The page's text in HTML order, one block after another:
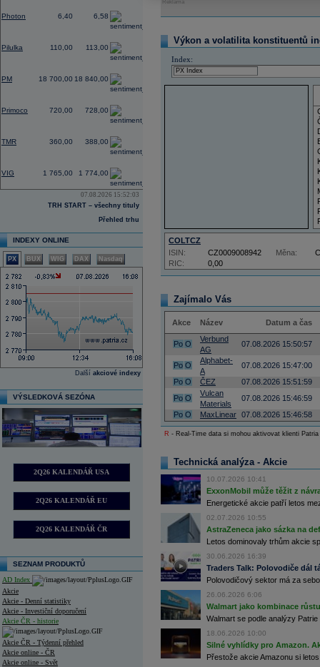
Photon 6,40 6,58
Pilulka 110,00 113,00
0,00
PM 18 700,00 18 840,00
Primoco 720,00 728,00
TMR 360,00 388,00
VIG 1 765,00 1 774,00
07.08.2026 15:52:03
TRH START – všechny tituly
Přehled trhu
INDEXY ONLINE
PX BUX WIG DAX Nasdaq
Další akciové indexy
VÝSLEDKOVÁ SEZÓNA
2Q26 KALENDÁŘ USA
2Q26 KALENDÁŘ EU
2Q26 KALENDÁŘ ČR
SEZNAM PRODUKTŮ
AD Index
Akcie
Akcie - Denní statistiky
Akcie - Investiční doporučení
Akcie ČR - historie
Akcie ČR - Týdenní přehled
Akcie online - ČR
Akcie online - Svět
Reklama
Výkon a volatilita konstituentů
Index:
COLTCZ
RIC: 0,00
ISIN: CZ0009008942 Měna:
Zajímalo Vás
Akce Název Datum a čas
Po O
Verbund
AG
07.08.2026 15:50:57
Po O
Alphabet-
A
07.08.2026 15:47:00
Po O ČEZ
07.08.2026 15:51:59
Po O
Vulcan
Materials
07.08.2026 15:46:59
Po O MaxLinear 07.08.2026 15:46:58
R - Real-Time data si mohou aktivovat klienti
Technická analýza - Akcie
10.07.2026 10:41
ExxonMobil může těžit z
Energetické akcie patří letos
02.07.2026 10:55
AstraZeneca jako sázka na
Letos dominovaly trhům akcie
30.06.2026 16:39
Traders Talk: Polovodiče dál
Polovodičový sektor má za
26.06.2026 6:06
Walmart jako kombinace
Walmart se podle analýzy
18.06.2026 10:00
Silné vyhlídky pro Amazon.
Přestože akcie Amazonu si